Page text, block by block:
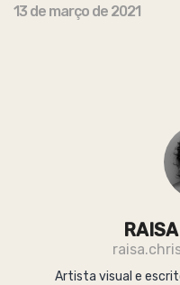
13 de março de 2021
Artista visual e